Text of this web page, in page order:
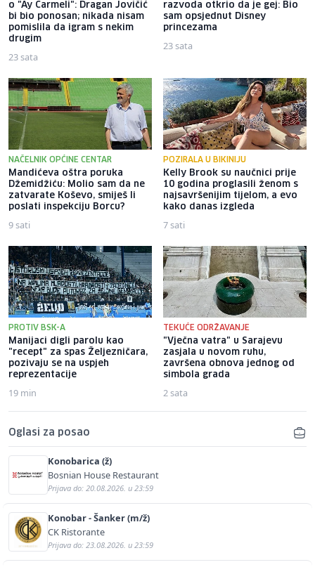
o "Ay Carmeli": Dragan Jovičić
bi bio ponosan; nikada nisam
pomislila da igram s nekim
drugim
23 sata
razvoda otkrio da je gej: Bio
sam opsjednut Disney
princezama
23 sata
NAČELNIK OPĆINE CENTAR
Mandićeva oštra poruka
Džemidžiću: Molio sam da ne
zatvarate Koševo, smiješ li
poslati inspekciju Borcu?
9 sati
POZIRALA U BIKINIJU
Kelly Brook su naučnici prije
10 godina proglasili ženom s
najsavršenijim tijelom, a evo
kako danas izgleda
7 sati
PROTIV BSK-A
Manijaci digli parolu kao
"recept" za spas Željezničara,
pozivaju se na uspjeh
reprezentacije
19 min
TEKUĆE ODRŽAVANJE
"Vječna vatra" u Sarajevu
zasjala u novom ruhu,
završena obnova jednog od
simbola grada
2 sata
Oglasi za posao
Konobarica (ž)
Bosnian House Restaurant
Prijava do: 20.08.2026. u 23:59
Konobar - Šanker (m/ž)
CK Ristorante
Prijava do: 23.08.2026. u 23:59